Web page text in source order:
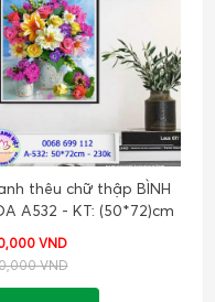
thêu chữ thập BÌNH
A532 - KT: (50*72)cm
VND
VND